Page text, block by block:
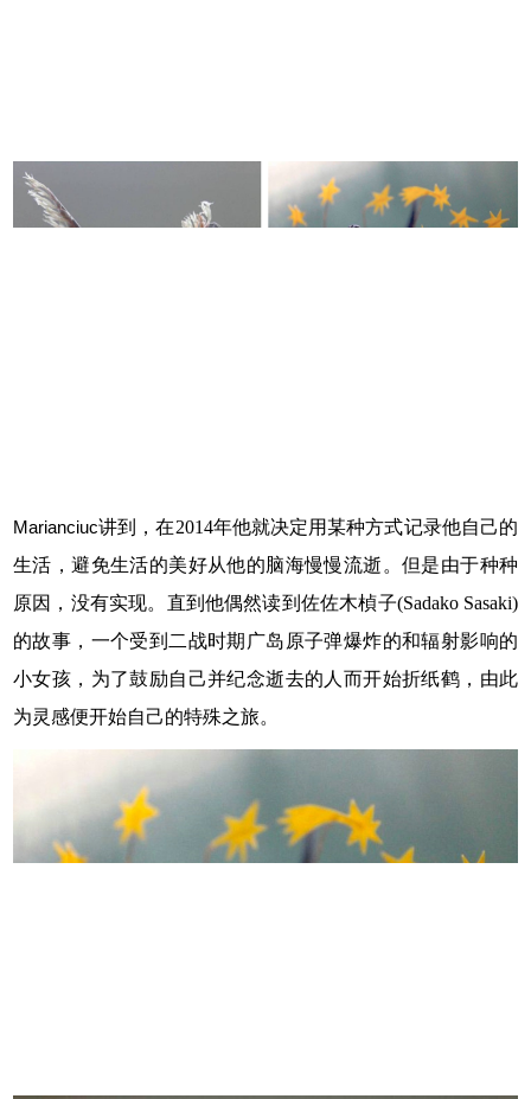
Marianciuc讲到，在2014年他就决定用某种方式记录他自己的
生活 ，避免生活的美好从他的脑海慢慢流逝。但是由于种种
原因，没有实现。直到 他偶然读到佐佐木楨子(Sadako Sasaki)
的故事，一个受到二战时期广岛原子弹爆炸的和辐射影响的
小女孩，为了鼓励自己并纪念逝去的人而开始折纸鹤，由此
为灵感便开始自己的特殊之旅。